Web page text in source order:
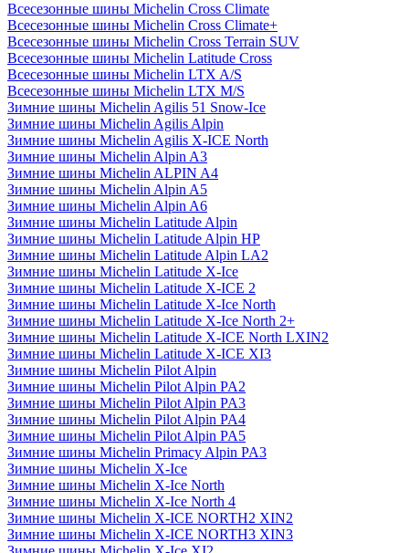
Всесезонные шины Michelin Cross Climate
Всесезонные шины Michelin Cross Climate+
Всесезонные шины Michelin Cross Terrain SUV
Всесезонные шины Michelin Latitude Cross
Всесезонные шины Michelin LTX A/S
Всесезонные шины Michelin LTX M/S
Зимние шины Michelin Agilis 51 Snow-Ice
Зимние шины Michelin Agilis Alpin
Зимние шины Michelin Agilis X-ICE North
Зимние шины Michelin Alpin A3
Зимние шины Michelin ALPIN A4
Зимние шины Michelin Alpin A5
Зимние шины Michelin Alpin A6
Зимние шины Michelin Latitude Alpin
Зимние шины Michelin Latitude Alpin HP
Зимние шины Michelin Latitude Alpin LA2
Зимние шины Michelin Latitude X-Ice
Зимние шины Michelin Latitude X-ICE 2
Зимние шины Michelin Latitude X-Ice North
Зимние шины Michelin Latitude X-Ice North 2+
Зимние шины Michelin Latitude X-ICE North LXIN2
Зимние шины Michelin Latitude X-ICE XI3
Зимние шины Michelin Pilot Alpin
Зимние шины Michelin Pilot Alpin PA2
Зимние шины Michelin Pilot Alpin PA3
Зимние шины Michelin Pilot Alpin PA4
Зимние шины Michelin Pilot Alpin PA5
Зимние шины Michelin Primacy Alpin PA3
Зимние шины Michelin X-Ice
Зимние шины Michelin X-Ice North
Зимние шины Michelin X-Ice North 4
Зимние шины Michelin X-ICE NORTH2 XIN2
Зимние шины Michelin X-ICE NORTH3 XIN3